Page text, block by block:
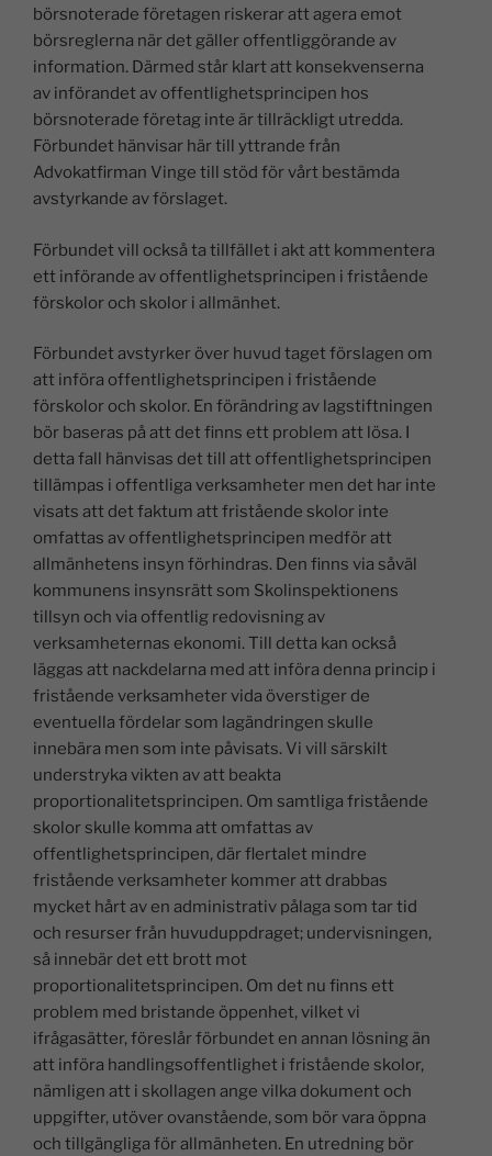
börsnoterade företagen riskerar att agera emot
börsreglerna när det gäller offentliggörande av
information. Därmed står klart att konsekvenserna
av införandet av offentlighetsprincipen hos
börsnoterade företag inte är tillräckligt utredda.
Förbundet hänvisar här till yttrande från
Advokatfirman Vinge till stöd för vårt bestämda
avstyrkande av förslaget.
Förbundet vill också ta tillfället i akt att kommentera
ett införande av offentlighetsprincipen i fristående
förskolor och skolor i allmänhet.
Förbundet avstyrker över huvud taget förslagen om
att införa offentlighetsprincipen i fristående
förskolor och skolor. En förändring av lagstiftningen
bör baseras på att det finns ett problem att lösa. I
detta fall hänvisas det till att offentlighetsprincipen
tillämpas i offentliga verksamheter men det har inte
visats att det faktum att fristående skolor inte
omfattas av offentlighetsprincipen medför att
allmänhetens insyn förhindras. Den finns via såväl
kommunens insynsrätt som Skolinspektionens
tillsyn och via offentlig redovisning av
verksamheternas ekonomi. Till detta kan också
läggas att nackdelarna med att införa denna princip i
fristående verksamheter vida överstiger de
eventuella fördelar som lagändringen skulle
innebära men som inte påvisats. Vi vill särskilt
understryka vikten av att beakta
proportionalitetsprincipen. Om samtliga fristående
skolor skulle komma att omfattas av
offentlighetsprincipen, där flertalet mindre
fristående verksamheter kommer att drabbas
mycket hårt av en administrativ pålaga som tar tid
och resurser från huvuduppdraget; undervisningen,
så innebär det ett brott mot
proportionalitetsprincipen. Om det nu finns ett
problem med bristande öppenhet, vilket vi
ifrågasätter, föreslår förbundet en annan lösning än
att införa handlingsoffentlighet i fristående skolor,
nämligen att i skollagen ange vilka dokument och
uppgifter, utöver ovanstående, som bör vara öppna
och tillgängliga för allmänheten. En utredning bör